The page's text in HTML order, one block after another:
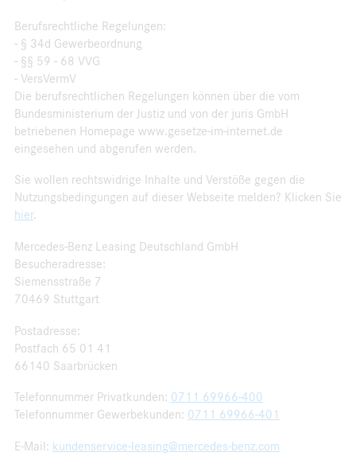
Berufsrechtliche Regelungen:
- § 34d Gewerbeordnung
- §§ 59 - 68 VVG
- VersVermV
Die berufsrechtlichen Regelungen können über die vom
Bundesministerium der Justiz und von der juris GmbH
betriebenen Homepage www.gesetze-im-internet.de
eingesehen und abgerufen werden.
Sie wollen rechtswidrige Inhalte und Verstöße gegen die
Nutzungsbedingungen auf dieser Webseite melden? Klicken Sie
hier.
Mercedes-Benz Leasing Deutschland GmbH
Besucheradresse:
Siemensstraße 7
70469 Stuttgart
Postadresse:
Postfach 65 01 41
66140 Saarbrücken
Telefonnummer Privatkunden: 0711 69966-400
Telefonnummer Gewerbekunden: 0711 69966-401
E-Mail: kundenservice-leasing@mercedes-benz.com